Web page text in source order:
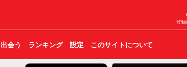
登録
出会う ランキング 設定 このサイトについて